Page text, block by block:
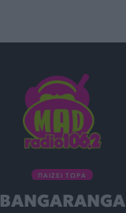
ΠΑΙΖΕΙ ΤΩΡΑ
BANGARANGA